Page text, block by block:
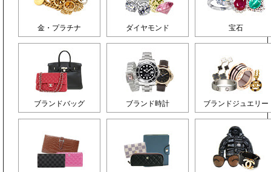
金・プラチナ ダイヤモンド 宝石
ブランドバッグ ブランド時計 ブランドジュエリー